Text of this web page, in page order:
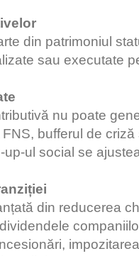
din patrimoniul
sau executate
nu poate
bufferul de
up-ul social se
din reducerea